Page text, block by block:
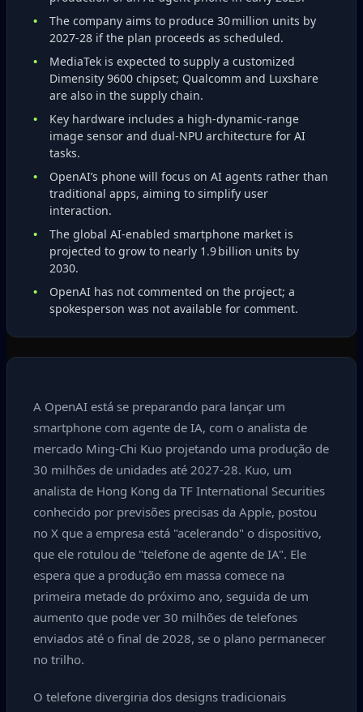
The company aims to produce 30 million units by
2027‑28 if the plan proceeds as scheduled.
MediaTek is expected to supply a customized
Dimensity 9600 chipset; Qualcomm and Luxshare
are also in the supply chain.
Key hardware includes a high‑dynamic‑range
image sensor and dual‑NPU architecture for AI
tasks.
OpenAI’s phone will focus on AI agents rather than
traditional apps, aiming to simplify user
interaction.
The global AI‑enabled smartphone market is
projected to grow to nearly 1.9 billion units by
2030.
OpenAI has not commented on the project; a
spokesperson was not available for comment.
A OpenAI está se preparando para lançar um
smartphone com agente de IA, com o analista de
mercado Ming-Chi Kuo projetando uma produção de
30 milhões de unidades até 2027-28. Kuo, um
analista de Hong Kong da TF International Securities
conhecido por previsões precisas da Apple, postou
no X que a empresa está "acelerando" o dispositivo,
que ele rotulou de "telefone de agente de IA". Ele
espera que a produção em massa comece na
primeira metade do próximo ano, seguida de um
aumento que pode ver 30 milhões de telefones
enviados até o final de 2028, se o plano permanecer
no trilho.
O telefone divergiria dos designs tradicionais